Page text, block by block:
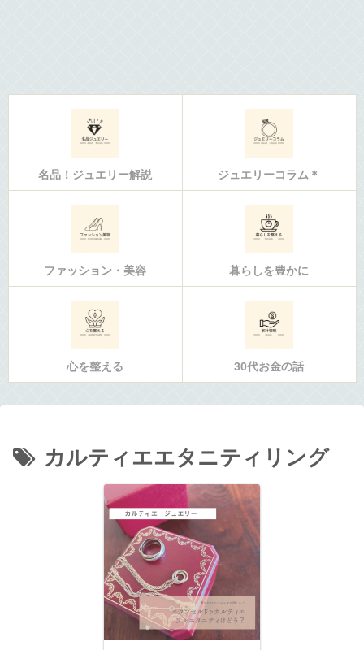
名品！ジュエリー解説 ジュエリーコラム＊
ファッション・美容 暮らしを豊かに
心を整える 30代お金の話
カルティエエタニティリング